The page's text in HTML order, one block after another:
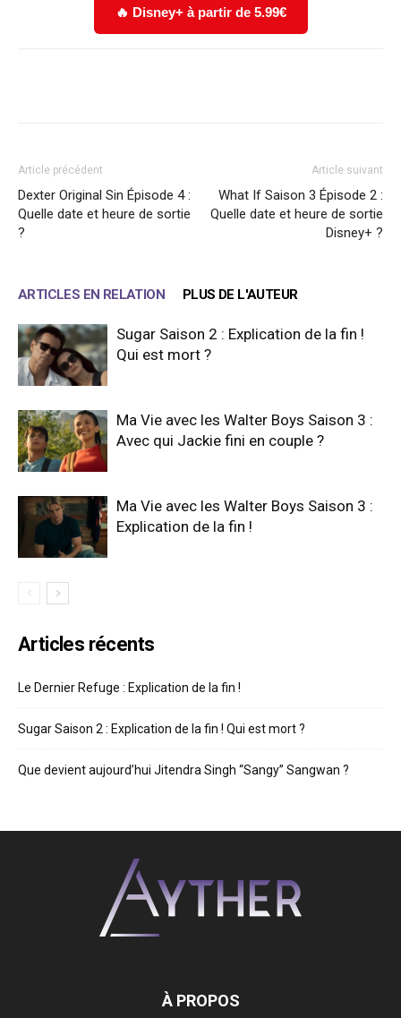
🔥 Disney+ à partir de 5.99€
Article précédent
Dexter Original Sin Épisode 4 :
Quelle date et heure de sortie
?
Article suivant
What If Saison 3 Épisode 2 :
Quelle date et heure de sortie
Disney+ ?
ARTICLES EN RELATION PLUS DE L'AUTEUR
Sugar Saison 2 : Explication de la fin !
Qui est mort ?
Ma Vie avec les Walter Boys Saison 3 :
Avec qui Jackie fini en couple ?
Ma Vie avec les Walter Boys Saison 3 :
Explication de la fin !
Articles récents
Le Dernier Refuge : Explication de la fin !
Sugar Saison 2 : Explication de la fin ! Qui est mort ?
Que devient aujourd’hui Jitendra Singh “Sangy” Sangwan ?
À PROPOS